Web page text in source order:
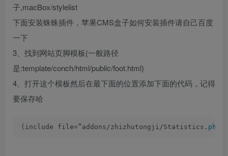
子,macBox/stylelist
下面安装蛛蛛插件，苹果CMS盒子如何安装插件请自己百度
一下
3、找到网站页脚模板(一般路径
是:template/conch/html/public/foot.html)
4、打开这个模板然后在最下面的位置添加下面的代码，记得
要保存哈
{ include file=”addons/zhizhutongji/Statistics. php